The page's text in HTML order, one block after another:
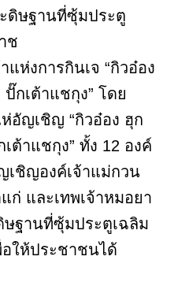
ดิษฐานที่ซุ้มประตู
ช
แห่งการกินเจ “กิวอ๋อง
กเต้าแชกุง” โดย
อัญเชิญ “กิวอ๋อง ฮุก
ต้าแชกุง” ทั้ง 12 องค์
เชิญองค์เจ้าแม่กวน
ก่ และเทพเจ้าหมอยา
ฐานที่ซุ้มประตูเฉลิม
อให้ประชาชนได้